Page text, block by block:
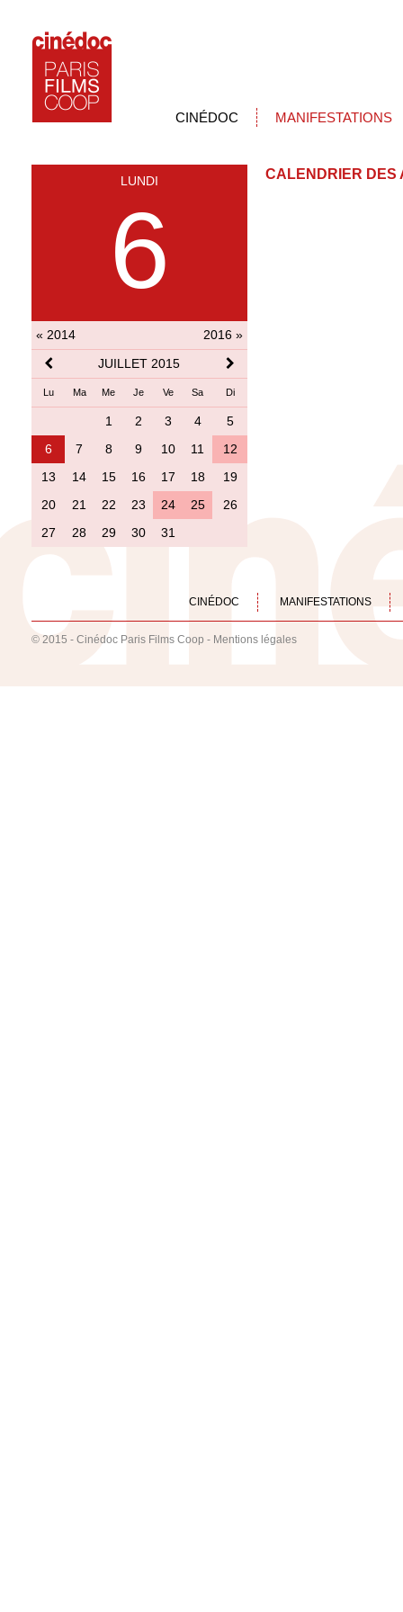
CINÉDOC MANIFESTATIONS
LUNDI
6
« 2014
2016 »
JUILLET 2015
Lu Ma Me Je Ve Sa Di
1 2 3 4
5
6
7 8 9 10 11
12
13
14 15 16 17 18
19
20
21 22 23 24 25
26
27
28 29 30 31
CALENDRIER DES
CINÉDOC MANIFESTATIONS
© 2015 - Cinédoc Paris Films Coop - Mentions légales